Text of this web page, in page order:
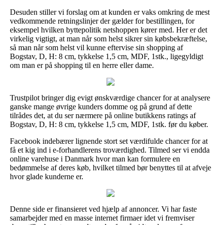
Desuden stiller vi forslag om at kunden er vaks omkring de mest
vedkommende retningslinjer der gælder for bestillingen, for
eksempel hvilken byttepolitik netshoppen kører med. Her er det
virkelig vigtigt, at man når som helst sikrer sin købsbekræftelse,
så man når som helst vil kunne eftervise sin shopping af
Bogstav, D, H: 8 cm, tykkelse 1,5 cm, MDF, 1stk., ligegyldigt
om man er på shopping til en herre eller dame.
Trustpilot bringer dig evigt ønskværdige chancer for at analysere
ganske mange øvrige kunders domme og på grund af dette
tilrådes det, at du ser nærmere på online butikkens ratings af
Bogstav, D, H: 8 cm, tykkelse 1,5 cm, MDF, 1stk. før du køber.
Facebook indebærer lignende stort set værdifulde chancer for at
få et kig ind i e-forhandlerens troværdighed. Tilmed ser vi endda
online varehuse i Danmark hvor man kan formulere en
bedømmelse af deres køb, hvilket tilmed bør benyttes til at afveje
hvor glade kunderne er.
Denne side er finansieret ved hjælp af annoncer. Vi har faste
samarbejder med en masse internet firmaer idet vi fremviser